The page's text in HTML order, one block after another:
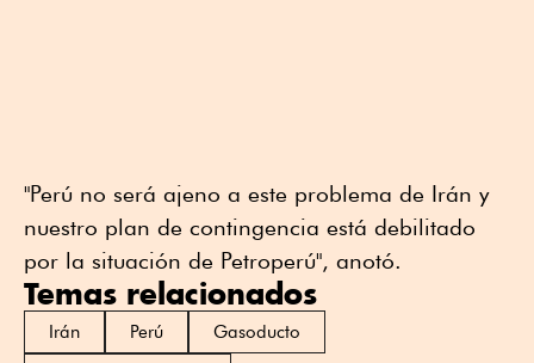
"Perú no será ajeno a este problema de Irán y
nuestro plan de contingencia está debilitado
por la situación de Petroperú", anotó.
Temas relacionados
Irán Perú
Gasoducto